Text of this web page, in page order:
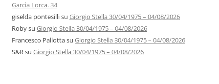
Garcìa Lorca. 34
giselda pontesillisu Giorgio Stella 30/04/1975 – 04/08/2026
Robysu Giorgio Stella 30/04/1975 – 04/08/2026
Francesco Pallottasu Giorgio Stella 30/04/1975 – 04/08/2026
S&Rsu Giorgio Stella 30/04/1975 – 04/08/2026